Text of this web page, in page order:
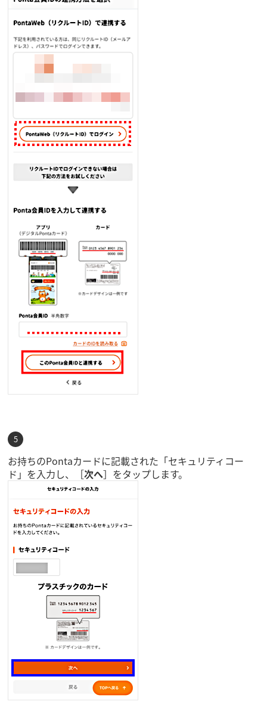
お持ちのPontaカードに記載された「セキュリティコー
ド」を入力し、［次へ］をタップします。